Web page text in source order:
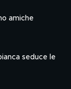
amiche
seduce le